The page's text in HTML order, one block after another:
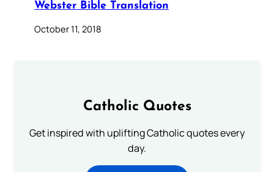
Webster Bible Translation
October 11, 2018
Catholic Quotes
Get inspired with uplifting Catholic quotes every
day.